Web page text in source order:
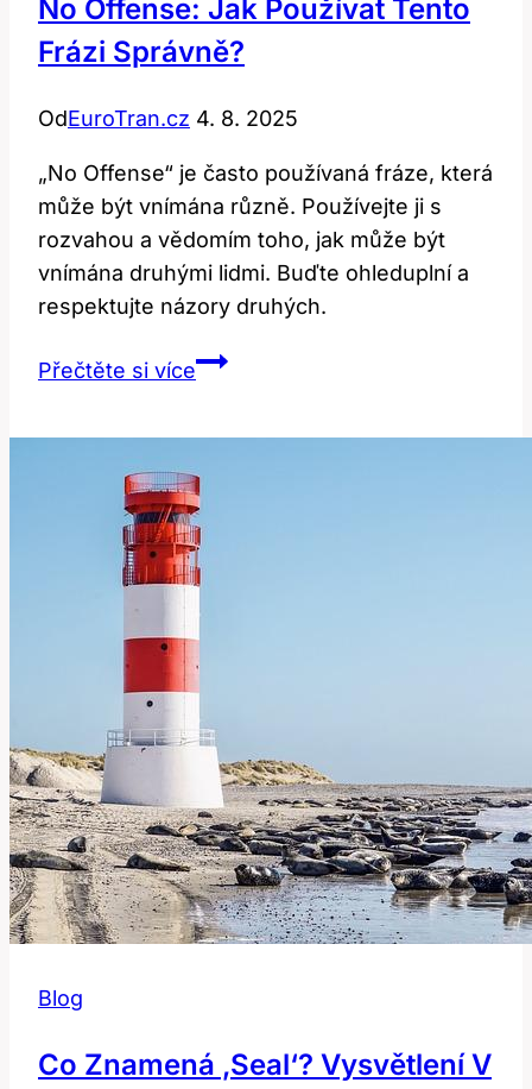
No Offense: Jak Používat Tento
Frázi Správně?
OdEuroTran.cz 4. 8. 2025
„No Offense“ je často používaná fráze, která
může být vnímána různě. Používejte ji s
rozvahou a vědomím toho, jak může být
vnímána druhými lidmi. Buďte ohleduplní a
respektujte názory druhých.
Přečtěte si víceNo
Tento
Frázi
Správně?
Blog
Co Znamená ‚Seal‘? Vysvětlení V